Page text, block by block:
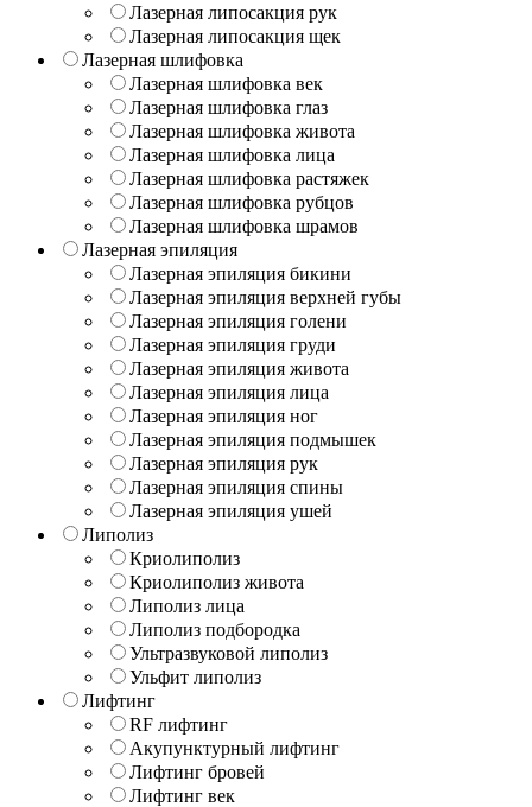
Лазерная липосакция рук
Лазерная липосакция щек
Лазерная шлифовка
Лазерная шлифовка век
Лазерная шлифовка глаз
Лазерная шлифовка живота
Лазерная шлифовка лица
Лазерная шлифовка растяжек
Лазерная шлифовка рубцов
Лазерная шлифовка шрамов
Лазерная эпиляция
Лазерная эпиляция бикини
Лазерная эпиляция верхней губы
Лазерная эпиляция голени
Лазерная эпиляция груди
Лазерная эпиляция живота
Лазерная эпиляция лица
Лазерная эпиляция ног
Лазерная эпиляция подмышек
Лазерная эпиляция рук
Лазерная эпиляция спины
Лазерная эпиляция ушей
Липолиз
Криолиполиз
Криолиполиз живота
Липолиз лица
Липолиз подбородка
Ультразвуковой липолиз
Ульфит липолиз
Лифтинг
RF лифтинг
Акупунктурный лифтинг
Лифтинг бровей
Лифтинг век